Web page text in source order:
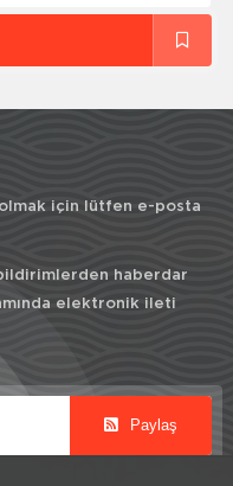
için lütfen e-posta
haberdar
elektronik ileti
Paylaş